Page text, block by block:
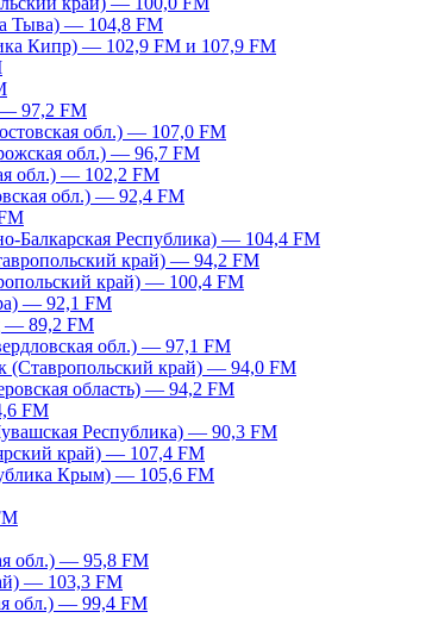
Тыва) — 104,8 FM
Кипр) — 102,9 FM и 107,9 FM
97,2 FM
обл.) — 107,0 FM
обл.) — 96,7 FM
обл.) — 102,2 FM
обл.) — 92,4 FM
Балкарская Республика) — 104,4 FM
край) — 94,2 FM
край) — 100,4 FM
— 92,1 FM
— 89,2 FM
обл.) — 97,1 FM
(Ставропольский край) — 94,0 FM
область) — 94,2 FM
FM
Республика) — 90,3 FM
край) — 107,4 FM
Крым) — 105,6 FM
обл.) — 95,8 FM
— 103,3 FM
обл.) — 99,4 FM